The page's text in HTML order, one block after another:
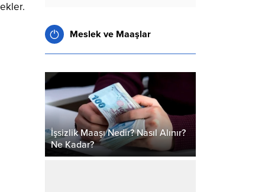
Meslek ve Maaşlar
İşsizlik Maaşı Nedir? Nasıl Alınır?
Ne Kadar?